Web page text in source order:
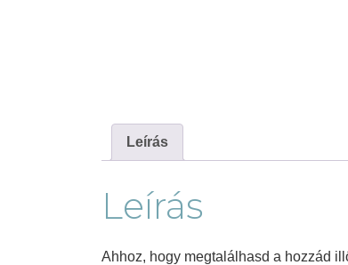
Leírás
Leírás
Ahhoz, hogy megtalálhasd a hozzád